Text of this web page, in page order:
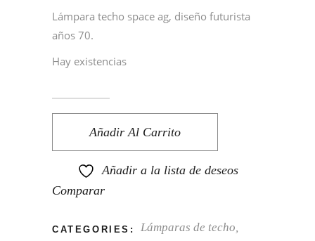
Lámpara techo space ag, diseño futurista
años 70.
Hay existencias
Añadir Al Carrito
Añadir a la lista de deseos
Comparar
CATEGORIES: Lámparas de techo,